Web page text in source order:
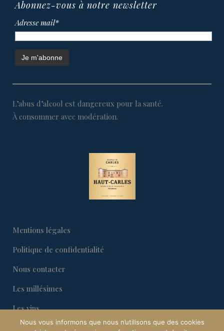
Abonnez-vous à notre newsletter
Adresse mail*
L’abus d’alcool est dangereux pour la santé.
À consommer avec modération.
Mentions légales
Politique de confidentialité
Nous contacter
Les millésimes
Les vins
Nous vous informons que nous n’utilisons que des cookies